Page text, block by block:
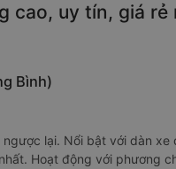
cao, uy tín, giá rẻ
Bình)
lại. Nổi bật với dàn
Hoạt động với phương